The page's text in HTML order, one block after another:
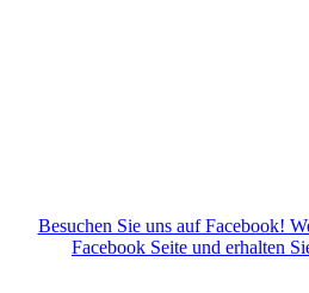
Besuchen Sie uns auf Facebook!
Facebook Seite und erhalten